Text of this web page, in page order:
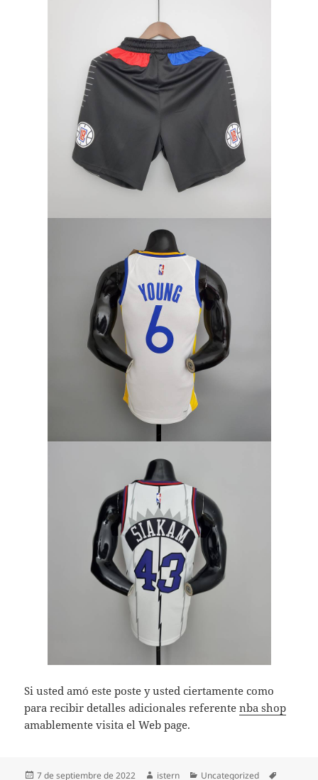
Si usted amó este poste y usted ciertamente como
para recibir detalles adicionales referentenba shop
amablemente visita el Web page.
Publicado
7 de septiembre de 2022 Autor
istern Categorías
Uncategorized